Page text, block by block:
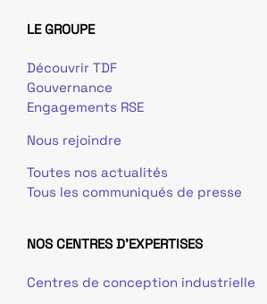
LE GROUPE
Découvrir TDF
Gouvernance
Engagements RSE
Nous rejoindre
Toutes nos actualités
Tous les communiqués de presse
NOS CENTRES D'EXPERTISES
Centres de conception industrielle